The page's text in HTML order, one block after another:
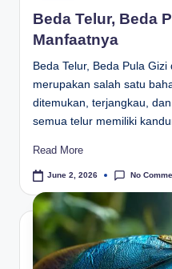
in
Beda Telur, Beda
Manfaatnya
Beda Telur, Beda Pula
merupakan salah satu
ditemukan, terjangkau,
semua telur memiliki
Read More
June 2, 2026 No